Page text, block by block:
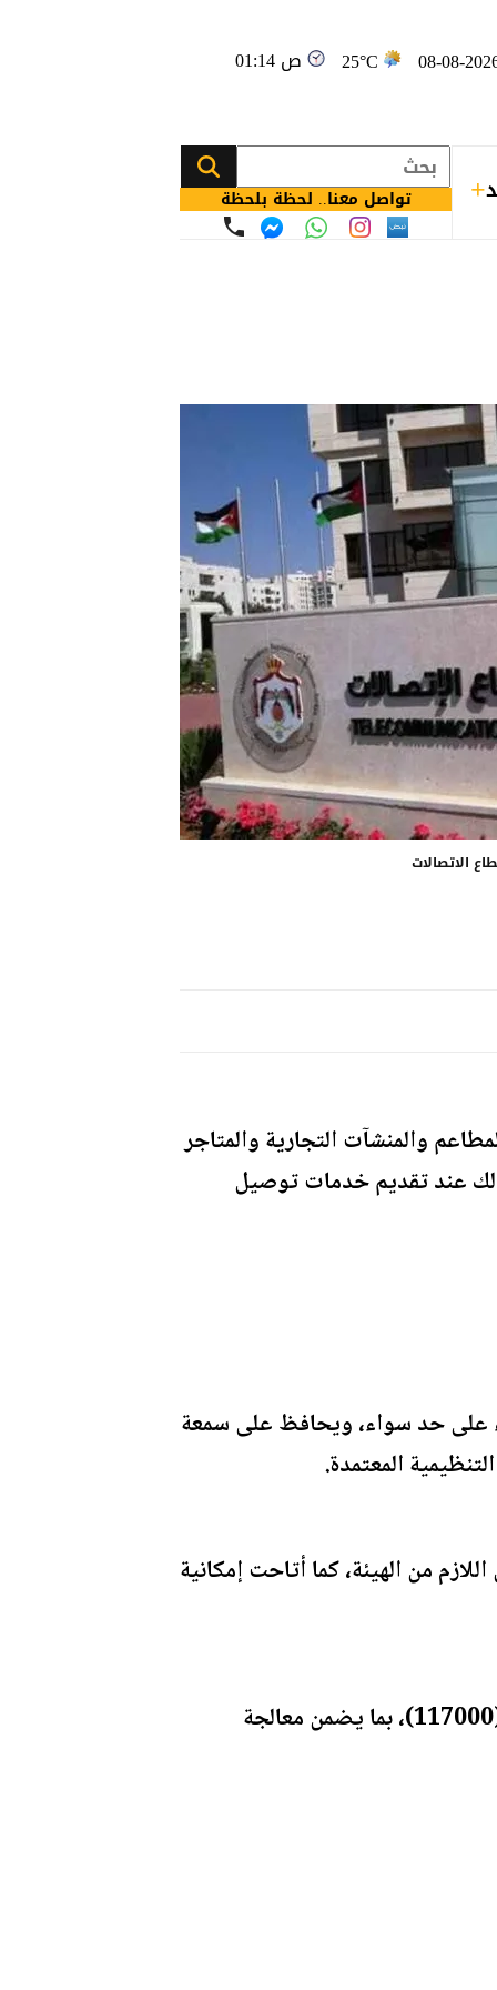
25°C 01:14 ص
تواصل معنا.. لحظة بلحظة
الاتصالات
والمنشآت التجارية والمتاجر
عند تقديم خدمات توصيل
على حد سواء، ويحافظ على سمعة
المعتمدة.
من الهيئة، كما أتاحت إمكانية
وأكدت الهيئة استقبال شكاوى واستفسارات المواطنين والمتعاملين عبر الرقم المجاني (117000)، بما يضمن معالجة